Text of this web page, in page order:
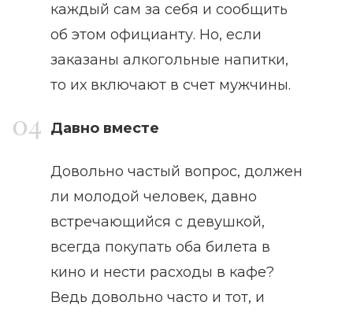
каждый сам за себя и сообщить
об этом официанту. Но, если
заказаны алкогольные напитки,
то их включают в счет мужчины.
Давно вместе
Довольно частый вопрос, должен
ли молодой человек, давно
встречающийся с девушкой,
всегда покупать оба билета в
кино и нести расходы в кафе?
Ведь довольно часто и тот, и